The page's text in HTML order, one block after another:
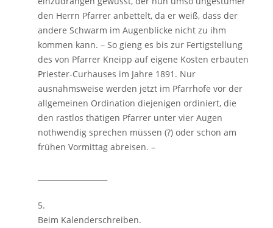
den Herrn Pfarrer anbettelt, da er weiß, dass der
andere Schwarm im Augenblicke nicht zu ihm
kommen kann. – So gieng es bis zur Fertigstellung
des von Pfarrer Kneipp auf eigene Kosten erbauten
Priester-Curhauses im Jahre 1891. Nur
ausnahmsweise werden jetzt im Pfarrhofe vor der
allgemeinen Ordination diejenigen ordiniert, die
den rastlos thätigen Pfarrer unter vier Augen
nothwendig sprechen müssen (?) oder schon am
frühen Vormittag abreisen. –
5.
Beim Kalenderschreiben.